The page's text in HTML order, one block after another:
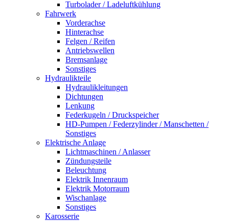
Turbolader / Ladeluftkühlung
Fahrwerk
Vorderachse
Hinterachse
Felgen / Reifen
Antriebswellen
Bremsanlage
Sonstiges
Hydraulikteile
Hydraulikleitungen
Dichtungen
Lenkung
Federkugeln / Druckspeicher
HD-Pumpen / Federzylinder / Manschetten /
Sonstiges
Elektrische Anlage
Lichtmaschinen / Anlasser
Zündungsteile
Beleuchtung
Elektrik Innenraum
Elektrik Motorraum
Wischanlage
Sonstiges
Karosserie